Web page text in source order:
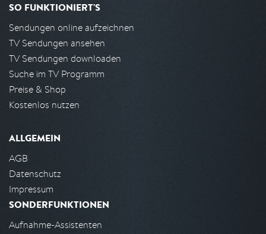
SO FUNKTIONIERT'S
Sendungen online aufzeichnen
TV Sendungen ansehen
TV Sendungen downloaden
Suche im TV Programm
Preise & Shop
Kostenlos nutzen
ALLGEMEIN
AGB
Datenschutz
Impressum
SONDERFUNKTIONEN
Aufnahme-Assistenten